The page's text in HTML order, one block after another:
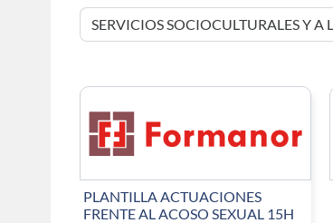
Categorías
PLANTILLA ACTUACIONES
FRENTE AL ACOSO SEXUAL 15H